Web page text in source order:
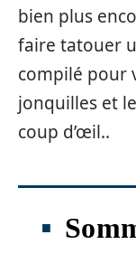
bien plus
faire tatouer
compilé pour
jonquilles et
coup d’œil..